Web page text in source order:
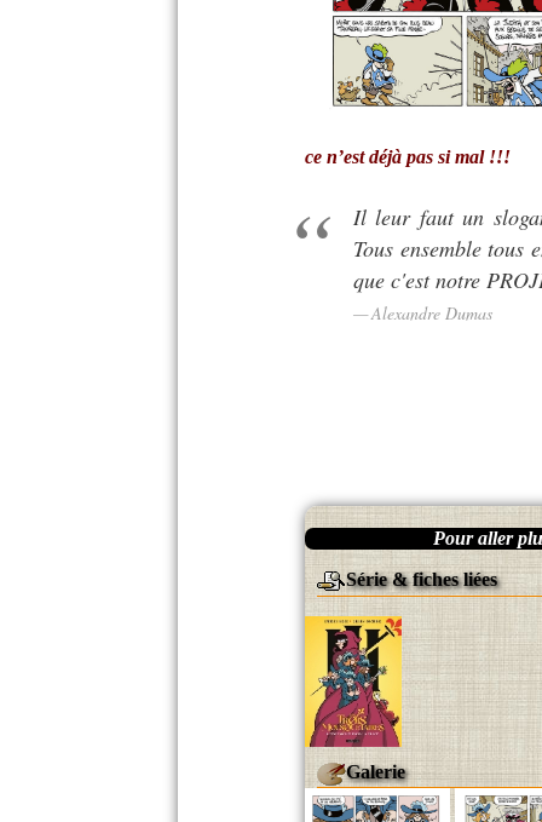
ce n’est déjà pas si mal !!!
Il leur faut un
Tous ensemble tous
que c'est notre
Alexandre Dumas
Pour aller
Série & fiches liées
Galerie